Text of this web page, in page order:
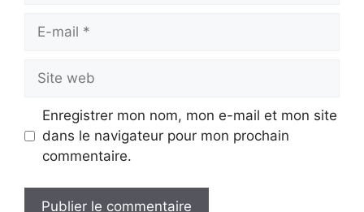
Site
web
Enregistrer mon nom, mon e-mail et mon site
dans le navigateur pour mon prochain
commentaire.